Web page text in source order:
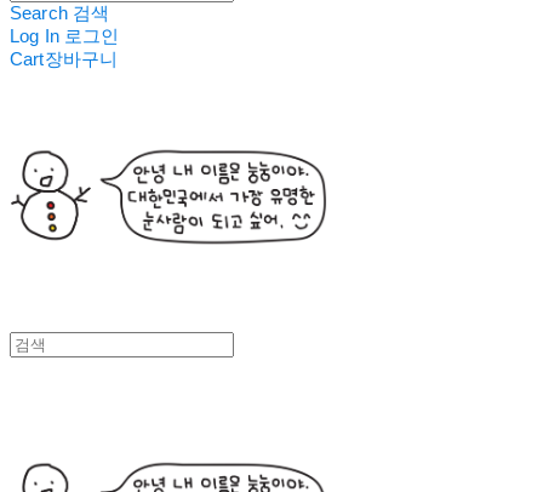
Search 검색
Log In 로그인
Cart장바구니